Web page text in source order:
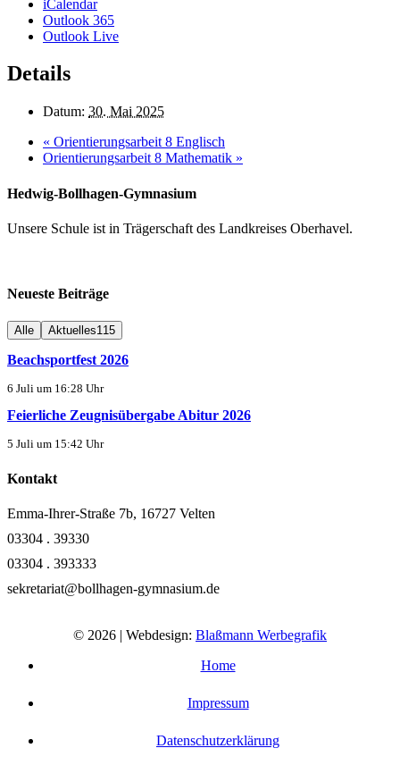
iCalendar
Outlook 365
Outlook Live
Details
Datum: 30. Mai 2025
« Orientierungsarbeit 8 Englisch
Orientierungsarbeit 8 Mathematik »
Hedwig-Bollhagen-Gymnasium
Unsere Schule ist in Trägerschaft des Landkreises Oberhavel.
Neueste Beiträge
Alle Aktuelles115
Beachsportfest 2026
6 Juli um 16:28 Uhr
Feierliche Zeugnisübergabe Abitur 2026
5 Juli um 15:42 Uhr
Kontakt
Emma-Ihrer-Straße 7b, 16727 Velten
03304 . 39330
03304 . 393333
sekretariat@bollhagen-gymnasium.de
© 2026 | Webdesign: Blaßmann Werbegrafik
Home
Impressum
Datenschutzerklärung